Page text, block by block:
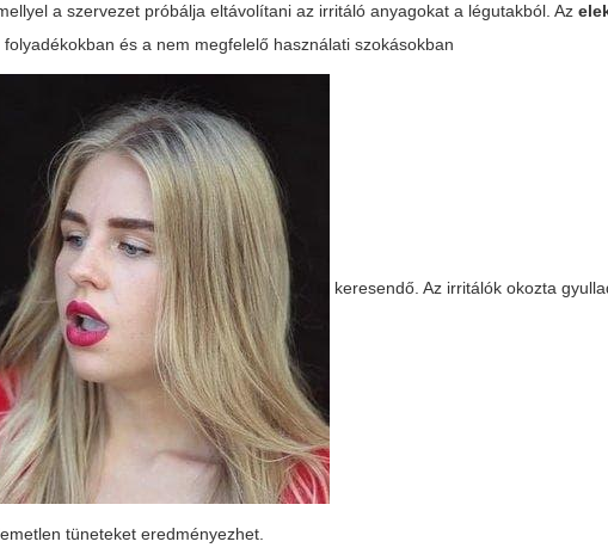
a szervezet próbálja eltávolítani az irritáló anyagokat a légutakból. Az
folyadékokbanés a nem megfelelő használati szokásokban
keresendő. Az irritálók okozta
tüneteket eredményezhet.